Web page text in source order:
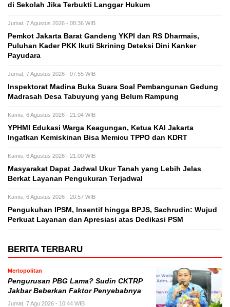
di Sekolah Jika Terbukti Langgar Hukum
Jumat, 7 Agustus 2026 - 08:36 WIB
Pemkot Jakarta Barat Gandeng YKPI dan RS Dharmais,
Puluhan Kader PKK Ikuti Skrining Deteksi Dini Kanker
Payudara
Jumat, 7 Agustus 2026 - 07:55 WIB
Inspektorat Madina Buka Suara Soal Pembangunan Gedung
Madrasah Desa Tabuyung yang Belum Rampung
Kamis, 6 Agustus 2026 - 21:04 WIB
YPHMI Edukasi Warga Keagungan, Ketua KAI Jakarta
Ingatkan Kemiskinan Bisa Memicu TPPO dan KDRT
Kamis, 6 Agustus 2026 - 21:00 WIB
Masyarakat Dapat Jadwal Ukur Tanah yang Lebih Jelas
Berkat Layanan Pengukuran Terjadwal
Kamis, 6 Agustus 2026 - 20:57 WIB
Pengukuhan IPSM, Insentif hingga BPJS, Sachrudin: Wujud
Perkuat Layanan dan Apresiasi atas Dedikasi PSM
BERITA TERBARU
Mertopolitan
Pengurusan PBG Lama? Sudin CKTRP
Jakbar Beberkan Faktor Penyebabnya
Jumat, 7 Agu 2026 - 10:44 WIB